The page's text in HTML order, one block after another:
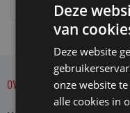
OVER MR.
Deze
van
Deze website
onze website
alle cookies in